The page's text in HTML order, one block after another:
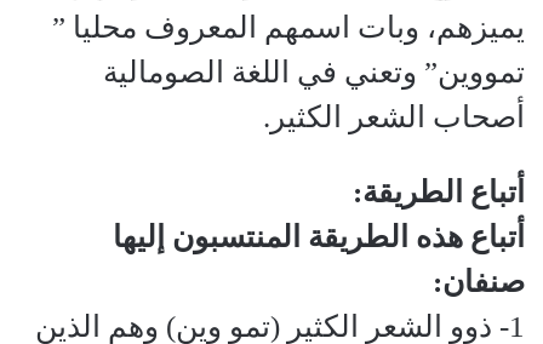
يميزهم، وبات اسمهم المعروف محليا ”
تمووين” وتعني في اللغة الصومالية
أصحاب الشعر الكثير.
أتباع الطريقة:
أتباع هذه الطريقة المنتسبون إليها
صنفان:
1- ذوو الشعر الكثير (تمو وين) وهم الذين